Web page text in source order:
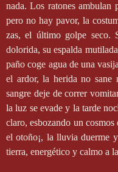
nada. Los ratones ambulan
pero no hay pavor, la
zas, el último golpe seco.
dolorida, su espalda
paño coge agua de una
el ardor, la herida no sane
sangre deje de correr
la luz se evade y la tarde
claro, esbozando un cosmos
el otoño¡, la lluvia duerme
tierra, energético y calmo a